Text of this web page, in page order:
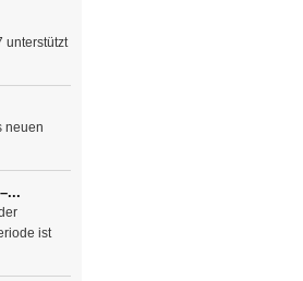
unterstützt
neuen
ist